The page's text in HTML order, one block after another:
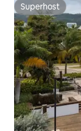
Superhost
Superhost